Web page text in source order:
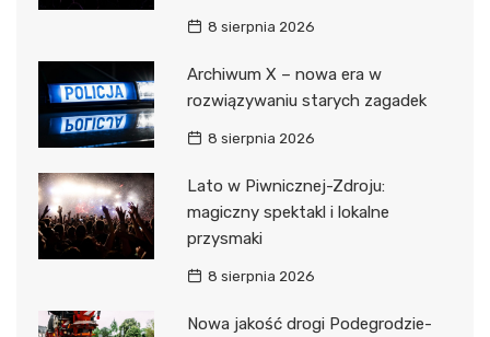
8 sierpnia 2026
Archiwum X – nowa era w
rozwiązywaniu starych zagadek
8 sierpnia 2026
Lato w Piwnicznej-Zdroju:
magiczny spektakl i lokalne
przysmaki
8 sierpnia 2026
Nowa jakość drogi Podegrodzie-